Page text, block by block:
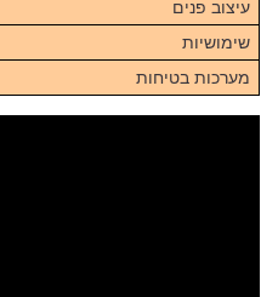
עיצוב פנים
שימושיות
מערכות בטיחות